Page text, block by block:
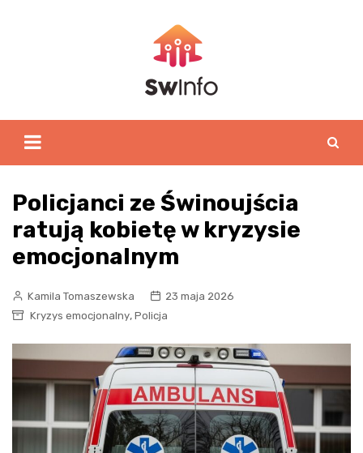
Policjanci ze Świnoujścia
ratują kobietę w kryzysie
emocjonalnym
Kamila Tomaszewska
23 maja 2026
Kryzys emocjonalny, Policja